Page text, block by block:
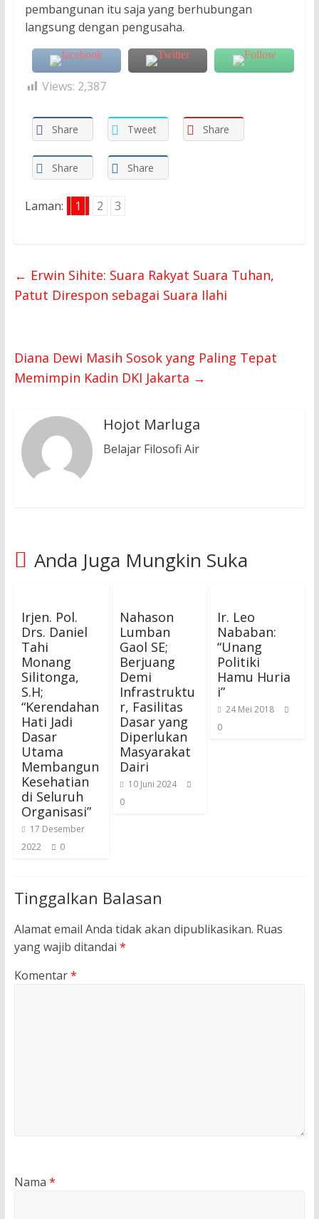
pembangunan itu saja yang berhubungan
langsung dengan pengusaha.
Views: 2,387
Share Tweet Share
Share Share
Laman: 1 2 3
← Erwin Sihite: Suara Rakyat Suara Tuhan,
Patut Direspon sebagai Suara Ilahi
Diana Dewi Masih Sosok yang Paling Tepat
Memimpin Kadin DKI Jakarta →
Hojot Marluga
Belajar Filosofi Air
Anda Juga Mungkin Suka
Irjen. Pol.
Drs. Daniel
Tahi
Monang
Silitonga,
S.H;
“Kerendahan
Hati Jadi
Dasar
Utama
Membangun
Kesehatian
di Seluruh
Organisasi”
17 Desember
2022
0
Nahason
Lumban
Gaol SE;
Berjuang
Demi
Infrastruktu
r, Fasilitas
Dasar yang
Diperlukan
Masyarakat
Dairi
10 Juni 2024
0
Ir. Leo
Nababan:
“Unang
Politiki
Hamu Huria
i”
24 Mei 2018
0
Tinggalkan Balasan
Alamat email Anda tidak akan dipublikasikan. Ruas
yang wajib ditandai *
Komentar*
Nama *